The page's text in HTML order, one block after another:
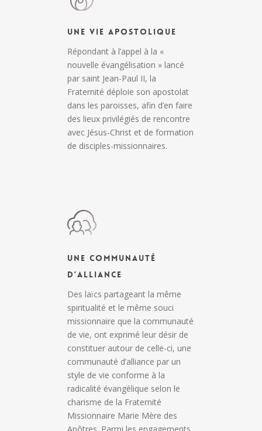
Une Vie Apostolique
Répondant à l’appel à la «
nouvelle évangélisation » lancé
par saint Jean-Paul II, la
Fraternité déploie son apostolat
dans les paroisses, afin d’en faire
des lieux privilégiés de rencontre
avec Jésus-Christ et de formation
de disciples-missionnaires.
Une Communauté
d’Alliance
Des laïcs partageant la même
spiritualité et le même souci
missionnaire que la communauté
de vie, ont exprimé leur désir de
constituer autour de celle-ci, une
communauté d’alliance par un
style de vie conforme à la
radicalité évangélique selon le
charisme de la Fraternité
Missionnaire Marie Mère des